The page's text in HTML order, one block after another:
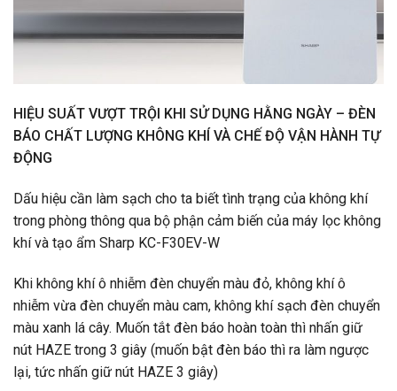
HIỆU SUẤT VƯỢT TRỘI KHI SỬ DỤNG HẰNG NGÀY – ĐÈN
BÁO CHẤT LƯỢNG KHÔNG KHÍ VÀ CHẾ ĐỘ VẬN HÀNH TỰ
ĐỘNG
Dấu hiệu cần làm sạch cho ta biết tình trạng của không khí
trong phòng thông qua bộ phận cảm biến của máy lọc không
khí và tạo ẩm Sharp KC-F30EV-W
Khi không khí ô nhiễm đèn chuyển màu đỏ, không khí ô
nhiễm vừa đèn chuyển màu cam, không khí sạch đèn chuyển
màu xanh lá cây. Muốn tắt đèn báo hoàn toàn thì nhấn giữ
nút HAZE trong 3 giây (muốn bật đèn báo thì ra làm ngược
lại, tức nhấn giữ nút HAZE 3 giây)